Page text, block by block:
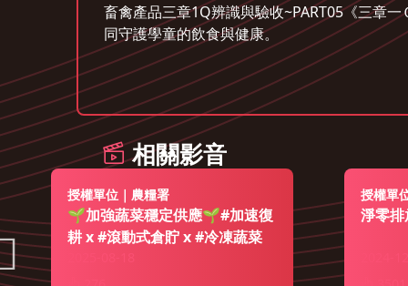
畜禽產品三章1Q辨識與驗收~PART05《三章
同守護學童的飲食與健康。
相關影音
授權單位｜農糧署
🌱加強蔬菜穩定供應🌱#加速復
耕 x #滾動式倉貯 x #冷凍蔬菜
授權單
淨零